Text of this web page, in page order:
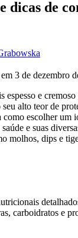
dicas de
3 de dezembro
espesso e
alto teor de
escolher um
e suas
molhos, dips e
carboidratos e